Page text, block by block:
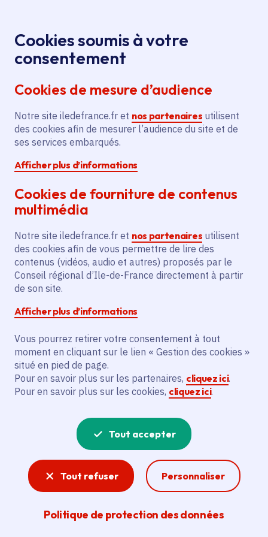
Cookies soumis à votre
consentement
Cookies de mesure d’audience
Notre site iledefrance.fr et nos partenaires utilisent
des cookies afin de mesurer l’audience du site et de
ses services embarqués.
Afficher plus d’informations
Cookies de fourniture de contenus
multimédia
Notre site iledefrance.fr et nos partenaires utilisent
des cookies afin de vous permettre de lire des
contenus (vidéos, audio et autres) proposés par le
Conseil régional d’Ile-de-France directement à partir
de son site.
Afficher plus d’informations
Vous pourrez retirer votre consentement à tout
moment en cliquant sur le lien « Gestion des cookies »
situé en pied de page.
Pour en savoir plus sur les partenaires, cliquez ici.
Pour en savoir plus sur les cookies, cliquez ici.
Tout accepter
Tout refuser Personnaliser
Politique de protection des données
Accueil Tous les services
à l’Académie des Arts du Cirque Fratellini
Soutien à l’Académie des Arts
du Cirque Fratellini
Spectacle vivant
Communes
Saint-Denis(93)
Voté en 2025
Description
Le projet vise à créer un nouveau studio
pour accueillir 10 résidences et produire 8
créations artistiques, dont une pour
l'espace public. Il bénéficie
principalement au Centre de Formation
par Apprentissage et à l'Académie
Fratellini, structure de référence pour les
arts du cirque. Les actions incluent la
diffusion de spectacles dans 3 espaces et
l'accompagnement d'équipes artistiques
émergentes, notamment les jeunes
diplômés. Le projet soutient également
des actions culturelles destinées à des
publics en situation de précarité.
Voir la délibération